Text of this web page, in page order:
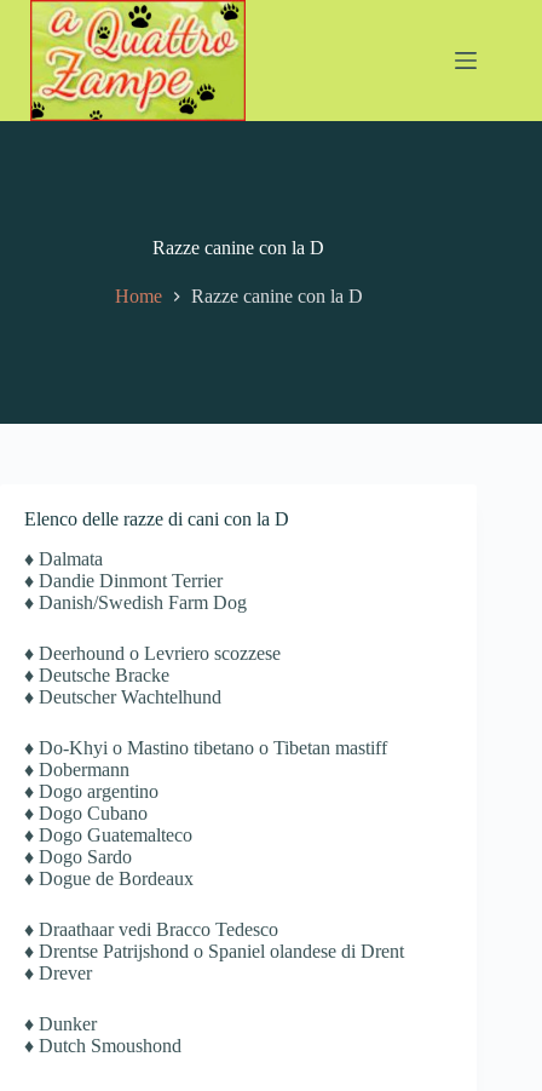
Salta
contenuto
Razze canine con la D
Home Razze canine con la D
Elenco delle razze di cani con la D
♦ Dalmata
♦ Dandie Dinmont Terrier
♦ Danish/Swedish Farm Dog
♦ Deerhound o Levriero scozzese
♦ Deutsche Bracke
♦ Deutscher Wachtelhund
♦ Do-Khyi o Mastino tibetano o Tibetan mastiff
♦ Dobermann
♦ Dogo argentino
♦ Dogo Cubano
♦ Dogo Guatemalteco
♦ Dogo Sardo
♦ Dogue de Bordeaux
♦ Draathaar vedi Bracco Tedesco
♦ Drentse Patrijshond o Spaniel olandese di Drent
♦ Drever
♦ Dunker
♦ Dutch Smoushond